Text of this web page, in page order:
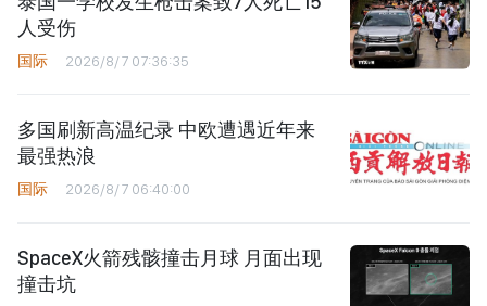
人受伤
国际 2026/8/7 07:36:35
多国刷新高温纪录 中欧遭遇近年来
最强热浪
国际 2026/8/7 06:40:00
SpaceX火箭残骸撞击月球 月面出现
撞击坑